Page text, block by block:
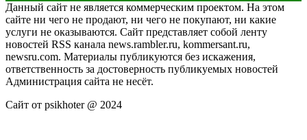
Данный сайт не является коммерческим проектом. На этом
сайте ни чего не продают, ни чего не покупают, ни какие
услуги не оказываются. Сайт представляет собой ленту
новостей RSS канала news.rambler.ru, kommersant.ru,
newsru.com. Материалы публикуются без искажения,
ответственность за достоверность публикуемых новостей
Администрация сайта не несёт.
Сайт от psikhoter @ 2024